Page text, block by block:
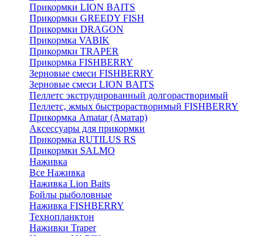
Прикормки LION BAITS
Прикормки GREEDY FISH
Прикормки DRAGON
Прикормка VABIK
Прикормки TRAPER
Прикормка FISHBERRY
Зерновые смеси FISHBERRY
Зерновые смеси LION BAITS
Пеллетс экструдированный долгорастворимый
Пеллетс, жмых быстрорастворимый FISHBERRY
Прикормка Amatar (Аматар)
Аксессуары для прикормки
Прикормка RUTILUS RS
Прикормки SALMO
Наживка
Все Наживка
Наживка Lion Baits
Бойлы рыболовные
Наживка FISHBERRY
Технопланктон
Наживки Traper